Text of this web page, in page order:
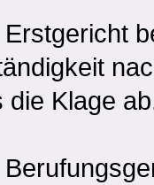
Erstgericht
die Klage